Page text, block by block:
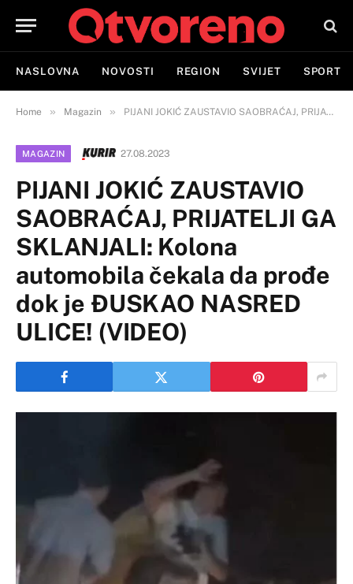
NASLOVNA NOVOSTI REGION SVIJET SPORT
Home » Magazin » PIJANI JOKIĆ ZAUSTAVIO SAOBRAĆAJ, PRIJATELJI GA SKLANJALI: Kolona automobila čekala da prođe dok je ĐUSKAO NASRED ULICE! (VIDEO)
MAGAZIN 27.08.2023
PIJANI JOKIĆ ZAUSTAVIO
SAOBRAĆAJ, PRIJATELJI GA
SKLANJALI: Kolona
automobila čekala da prođe
dok je ĐUSKAO NASRED
ULICE! (VIDEO)